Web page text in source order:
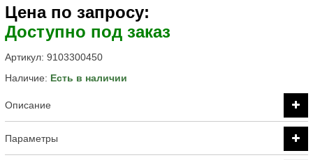
Цена по запросу:
Доступно под заказ
Артикул: 9103300450
Наличие: Есть в наличии
Описание
Параметры